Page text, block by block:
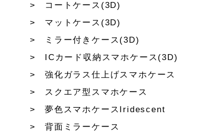
コートケース(3D)
マットケース(3D)
ミラー付きケース(3D)
ICカード収納スマホケース(3D)
強化ガラス仕上げスマホケース
スクエア型スマホケース
夢色スマホケースIridescent
背面ミラーケース